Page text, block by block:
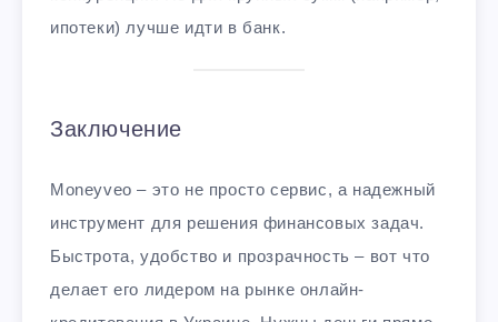
ипотеки) лучше идти в банк.
Заключение
Moneyveo – это не просто сервис, а надежный
инструмент для решения финансовых задач.
Быстрота, удобство и прозрачность – вот что
делает его лидером на рынке онлайн-